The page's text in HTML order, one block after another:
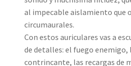
al impecable aislamiento que
circumaurales.
Con estos auriculares vas a
de detalles: el fuego enemigo,
contrincante, las recargas de